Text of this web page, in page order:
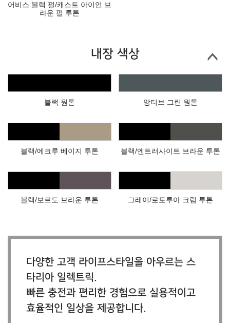
어비스 블랙 펄/캐스트 아이언 브
라운 펄 투톤
내장 색상
블랙 원톤 앙티브 그린 원톤
블랙/에크루 베이지 투톤 블랙/엔트러사이트 브라운 투톤
블랙/보르도 브라운 투톤 그레이/로토루아 크림 투톤
다양한 고객 라이프스타일을 아우르는 스
타리아 일렉트릭.
빠른 충전과 편리한 경험으로 실용적이고
효율적인 일상을 제공합니다.